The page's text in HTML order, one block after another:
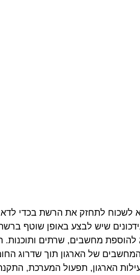
לשכוח לתחזק את הרשת בכדי
שיש לבצע באופן שוטף
להוספת מחשבים, שרתים ותוכנות.
של הארגון תוך שדרוג
הארגון, תפעול המערכת,